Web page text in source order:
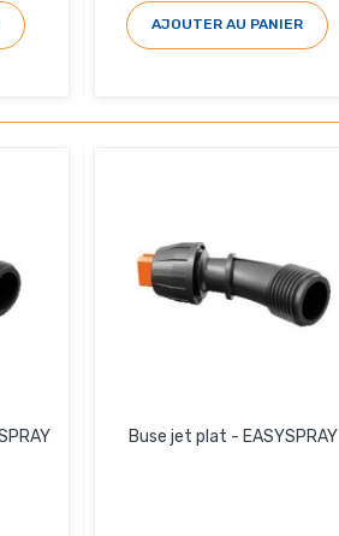
AJOUTER AU PANIER
Buse jet plat - EASYSPRAY